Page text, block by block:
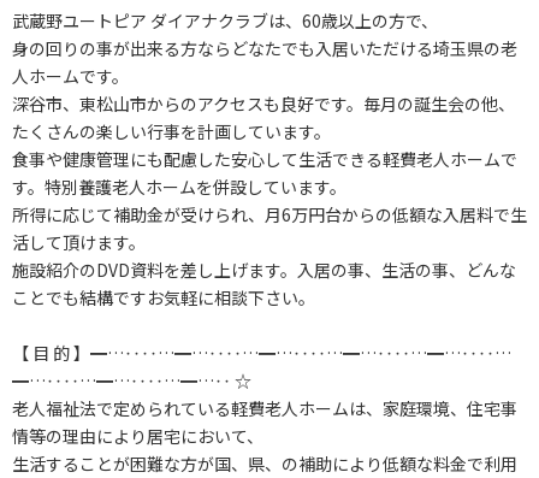
武蔵野ユートピア ダイアナクラブは、60歳以上の方で、
身の回りの事が出来る方ならどなたでも入居いただける埼玉県の老
人ホームです。
深谷市、東松山市からのアクセスも良好です。毎月の誕生会の他、
たくさんの楽しい行事を計画しています。
食事や健康管理にも配慮した安心して生活できる軽費老人ホームで
す。特別養護老人ホームを併設しています。
所得に応じて補助金が受けられ、月6万円台からの低額な入居料で生
活して頂けます。
施設紹介のDVD資料を差し上げます。入居の事、生活の事、どんな
ことでも結構ですお気軽に相談下さい。
【 目 的 】━…‥‥…━…‥‥…━…‥‥…━…‥‥…━…‥‥…
━…‥‥…━…‥‥…━…‥ ☆
老人福祉法で定められている軽費老人ホームは、家庭環境、住宅事
情等の理由により居宅において、
生活することが困難な方が国、県、の補助により低額な料金で利用